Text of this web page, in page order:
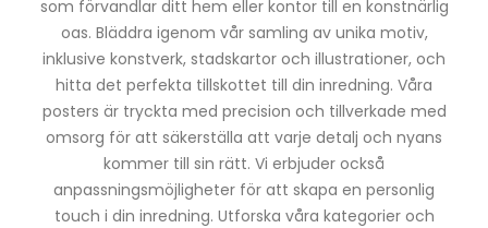
som förvandlar ditt hem eller kontor till en konstnärlig
oas. Bläddra igenom vår samling av unika motiv,
inklusive konstverk, stadskartor och illustrationer, och
hitta det perfekta tillskottet till din inredning. Våra
posters är tryckta med precision och tillverkade med
omsorg för att säkerställa att varje detalj och nyans
kommer till sin rätt. Vi erbjuder också
anpassningsmöjligheter för att skapa en personlig
touch i din inredning. Utforska våra kategorier och